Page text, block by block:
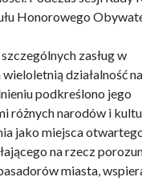
Honorowego
zasług w
działalność
podkreślono jego
różnych narodów i
jako miejsca
na rzecz
miasta,